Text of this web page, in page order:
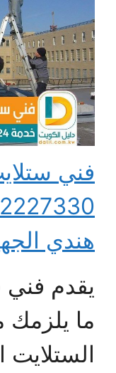
فني
هندي
يقدم فني
ما
الستلايت